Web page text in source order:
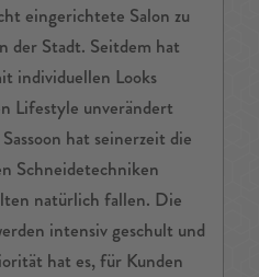
eingerichtete Salon zu
der Stadt. Seitdem hat
individuellen Looks
Lifestyle unverändert
hat seinerzeit die
Schneidetechniken
natürlich fallen. Die
intensiv geschult und
hat es, für Kunden